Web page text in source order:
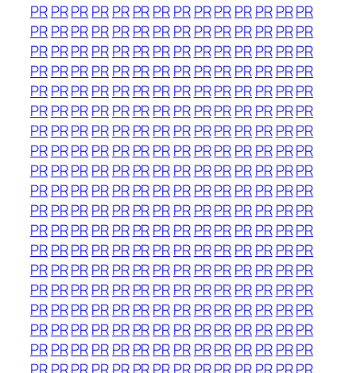
PRPRPRPRPR PRPRPRPRPRPRPR PRPR
PRPRPRPRPR PRPRPRPRPRPRPR PRPR
PRPRPRPRPR PRPRPRPRPRPRPR PRPR
PRPRPRPRPR PRPRPRPRPRPRPR PRPR
PRPRPRPRPR PRPRPRPRPRPRPR PRPR
PRPRPRPRPR PRPRPRPRPRPRPR PRPR
PRPRPRPRPR PRPRPRPRPRPRPR PRPR
PRPRPRPRPR PRPRPRPRPRPRPR PRPR
PRPRPRPRPR PRPRPRPRPRPRPR PRPR
PRPRPRPRPR PRPRPRPRPRPRPR PRPR
PRPRPRPRPR PRPRPRPRPRPRPR PRPR
PRPRPRPRPR PRPRPRPRPRPRPR PRPR
PRPRPRPRPR PRPRPRPRPRPRPR PRPR
PRPRPRPRPR PRPRPRPRPRPRPR PRPR
PRPRPRPRPR PRPRPRPRPRPRPR PRPR
PRPRPRPRPR PRPRPRPRPRPRPR PRPR
PRPRPRPRPR PRPRPRPRPRPRPR PRPR
PRPRPRPRPR PRPRPRPRPRPRPR PRPR